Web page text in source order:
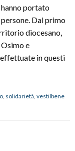
portato
Dal primo
diocesano,
e
in questi
solidarietà vestilbene